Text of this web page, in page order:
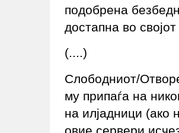
подобрена
достапна во
(....)
Слободниот/
му припаѓа на
на илјадници (ако
овие сервери